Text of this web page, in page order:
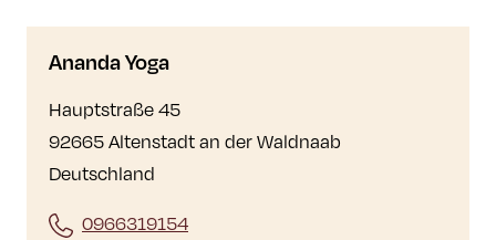
Ananda Yoga
Hauptstraße 45
92665 Altenstadt an der Waldnaab
Deutschland
0966319154